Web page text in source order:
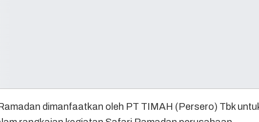
dimanfaatkan oleh PT TIMAH (Persero) Tbk